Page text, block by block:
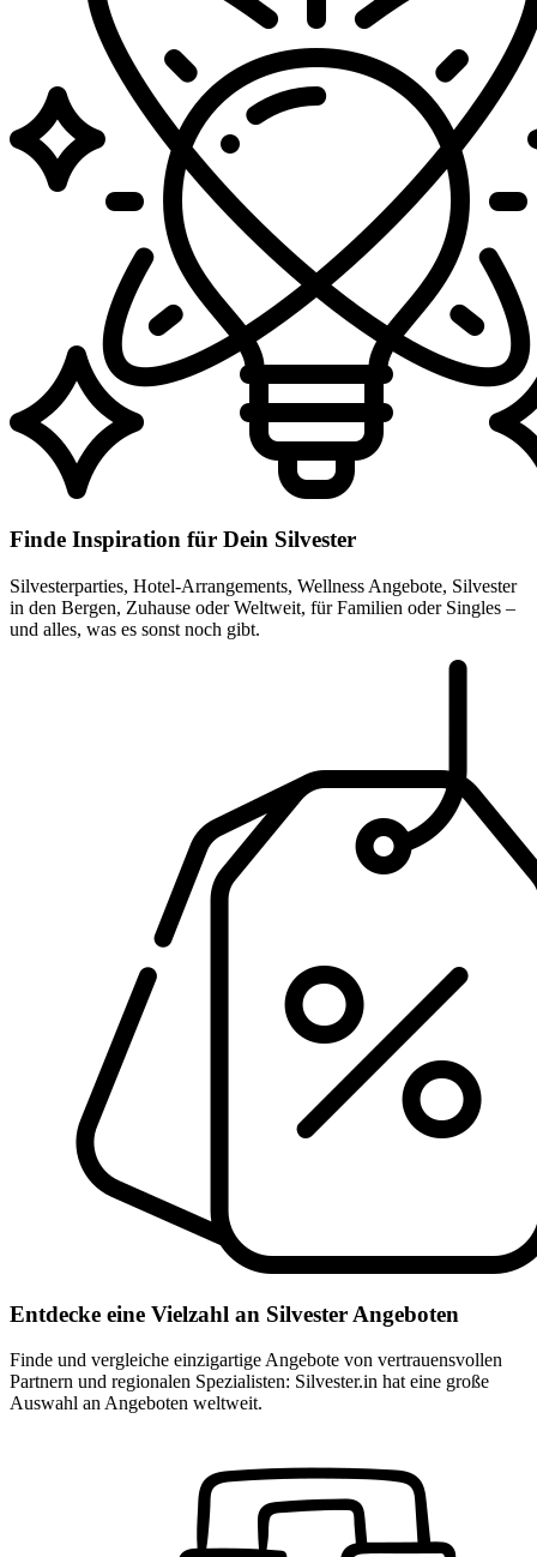
Finde Inspiration für Dein Silvester
Silvesterparties, Hotel-Arrangements, Wellness Angebote, Silvester
in den Bergen, Zuhause oder Weltweit, für Familien oder Singles –
und alles, was es sonst noch gibt.
Entdecke eine Vielzahl an Silvester Angeboten
Finde und vergleiche einzigartige Angebote von vertrauensvollen
Partnern und regionalen Spezialisten: Silvester.in hat eine große
Auswahl an Angeboten weltweit.